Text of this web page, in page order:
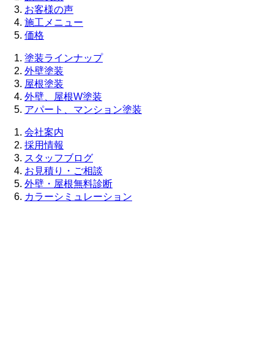
お客様の声
施工メニュー
価格
塗装ラインナップ
外壁塗装
屋根塗装
外壁、屋根W塗装
アパート、マンション塗装
会社案内
採用情報
スタッフブログ
お見積り・ご相談
外壁・屋根無料診断
カラーシミュレーション